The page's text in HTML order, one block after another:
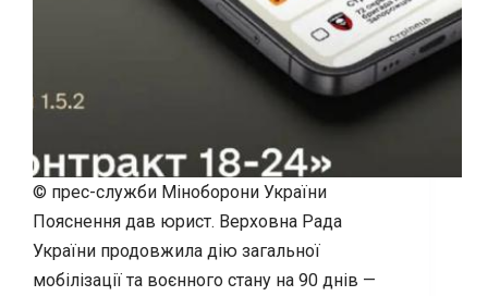
© прес-служби Міноборони України
Пояснення дав юрист. Верховна Рада
України продовжила дію загальної
мобілізації та воєнного стану на 90 днів —